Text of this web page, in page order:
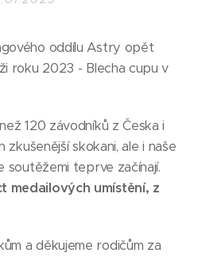
oddílu Astry opět
roku 2023 - Blecha cupu v
120 závodníků z Česka i
zkušenější skokani, ale i naše
soutěžemi teprve začínají.
medailových umístění, z
a děkujeme rodičům za